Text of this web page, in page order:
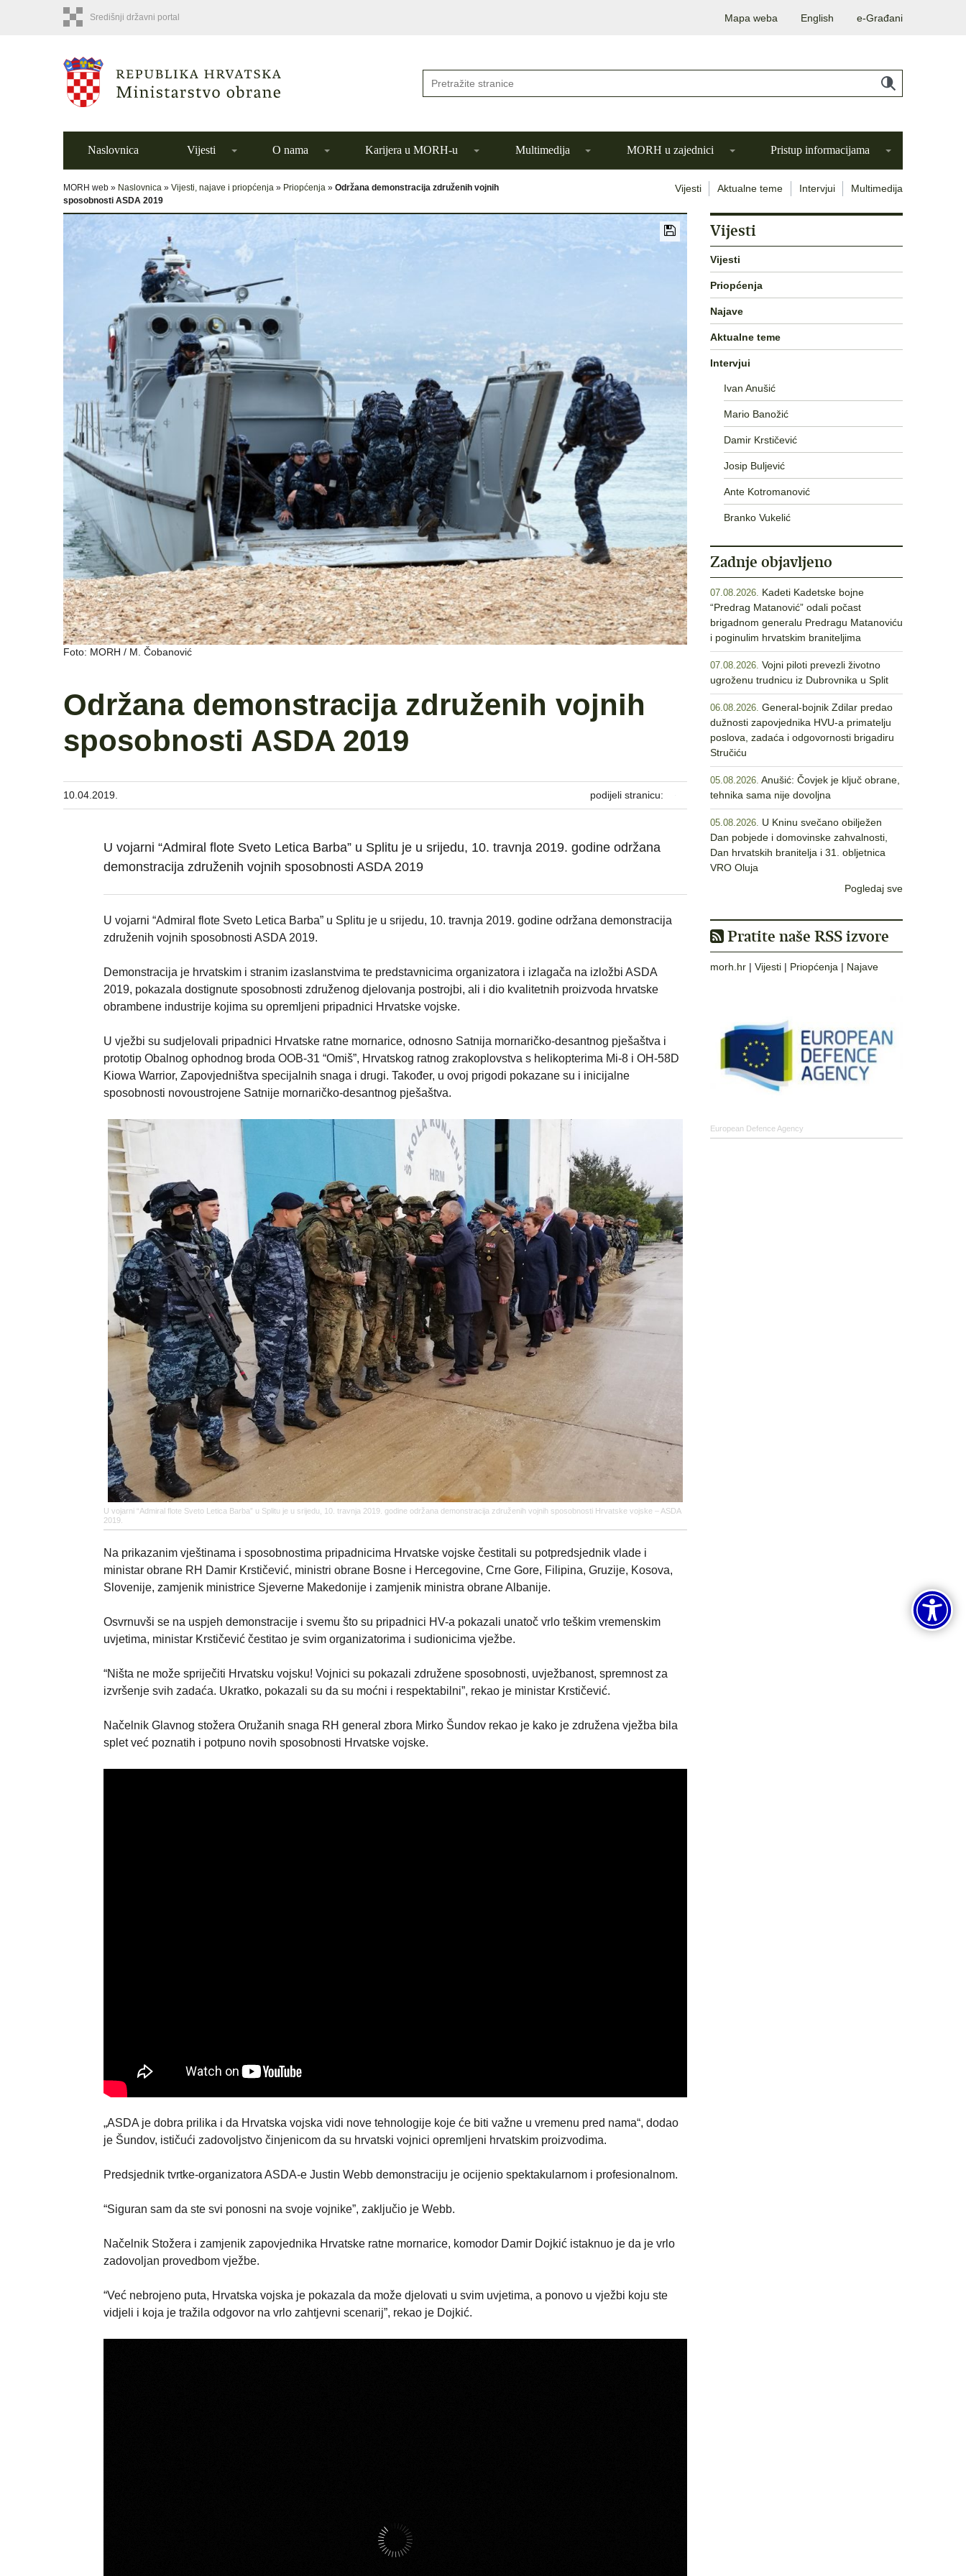
Središnji državni portal Mapa weba English e-Građani
Naslovnica Vijesti O nama Karijera u MORH-u Multimedija MORH u zajednici Pristup informacijama
MORH web » Naslovnica » Vijesti, najave i priopćenja » Priopćenja » Održana demonstracija združenih vojnih
sposobnosti ASDA 2019
Vijesti Aktualne teme Intervjui Multimedija
Foto: MORH / M. Čobanović
Održana demonstracija združenih vojnih
sposobnosti ASDA 2019
10.04.2019. podijeli stranicu:
U vojarni “Admiral flote Sveto Letica Barba” u Splitu je u srijedu, 10. travnja 2019. godine održana
demonstracija združenih vojnih sposobnosti ASDA 2019
U vojarni “Admiral flote Sveto Letica Barba” u Splitu je u srijedu, 10. travnja 2019. godine održana demonstracija
združenih vojnih sposobnosti ASDA 2019.
Demonstracija je hrvatskim i stranim izaslanstvima te predstavnicima organizatora i izlagača na izložbi ASDA
2019, pokazala dostignute sposobnosti združenog djelovanja postrojbi, ali i dio kvalitetnih proizvoda hrvatske
obrambene industrije kojima su opremljeni pripadnici Hrvatske vojske.
U vježbi su sudjelovali pripadnici Hrvatske ratne mornarice, odnosno Satnija mornaričko-desantnog pješaštva i
prototip Obalnog ophodnog broda OOB-31 “Omiš”, Hrvatskog ratnog zrakoplovstva s helikopterima Mi-8 i OH-58D
Kiowa Warrior, Zapovjedništva specijalnih snaga i drugi. Također, u ovoj prigodi pokazane su i inicijalne
sposobnosti novoustrojene Satnije mornaričko-desantnog pješaštva.
U vojarni “Admiral flote Sveto Letica Barba” u Splitu je u srijedu, 10. travnja 2019. godine održana demonstracija združenih vojnih sposobnosti Hrvatske vojske – ASDA
2019.
Na prikazanim vještinama i sposobnostima pripadnicima Hrvatske vojske čestitali su potpredsjednik vlade i
ministar obrane RH Damir Krstičević, ministri obrane Bosne i Hercegovine, Crne Gore, Filipina, Gruzije, Kosova,
Slovenije, zamjenik ministrice Sjeverne Makedonije i zamjenik ministra obrane Albanije.
Osvrnuvši se na uspjeh demonstracije i svemu što su pripadnici HV-a pokazali unatoč vrlo teškim vremenskim
uvjetima, ministar Krstičević čestitao je svim organizatorima i sudionicima vježbe.
“Ništa ne može spriječiti Hrvatsku vojsku! Vojnici su pokazali združene sposobnosti, uvježbanost, spremnost za
izvršenje svih zadaća. Ukratko, pokazali su da su moćni i respektabilni”, rekao je ministar Krstičević.
Načelnik Glavnog stožera Oružanih snaga RH general zbora Mirko Šundov rekao je kako je združena vježba bila
splet već poznatih i potpuno novih sposobnosti Hrvatske vojske.
„ASDA je dobra prilika i da Hrvatska vojska vidi nove tehnologije koje će biti važne u vremenu pred nama“, dodao
je Šundov, ističući zadovoljstvo činjenicom da su hrvatski vojnici opremljeni hrvatskim proizvodima.
Predsjednik tvrtke-organizatora ASDA-e Justin Webb demonstraciju je ocijenio spektakularnom i profesionalnom.
“Siguran sam da ste svi ponosni na svoje vojnike”, zaključio je Webb.
Načelnik Stožera i zamjenik zapovjednika Hrvatske ratne mornarice, komodor Damir Dojkić istaknuo je da je vrlo
zadovoljan provedbom vježbe.
“Već nebrojeno puta, Hrvatska vojska je pokazala da može djelovati u svim uvjetima, a ponovo u vježbi koju ste
vidjeli i koja je tražila odgovor na vrlo zahtjevni scenarij”, rekao je Dojkić.
Vijesti
Vijesti
Priopćenja
Najave
Aktualne teme
Intervjui
Ivan Anušić
Mario Banožić
Damir Krstičević
Josip Buljević
Ante Kotromanović
Branko Vukelić
Zadnje objavljeno
07.08.2026. Kadeti Kadetske bojne
“Predrag Matanović” odali počast
brigadnom generalu Predragu Matanoviću
i poginulim hrvatskim braniteljima
07.08.2026. Vojni piloti prevezli životno
ugroženu trudnicu iz Dubrovnika u Split
06.08.2026. General-bojnik Zdilar predao
dužnosti zapovjednika HVU-a primatelju
poslova, zadaća i odgovornosti brigadiru
Stručiću
05.08.2026. Anušić: Čovjek je ključ obrane,
tehnika sama nije dovoljna
05.08.2026. U Kninu svečano obilježen
Dan pobjede i domovinske zahvalnosti,
Dan hrvatskih branitelja i 31. obljetnica
VRO Oluja
Pogledaj sve
Pratite naše RSS izvore
morh.hr | Vijesti | Priopćenja | Najave
European Defence Agency